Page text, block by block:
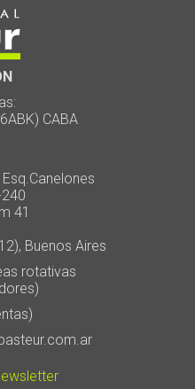
CABA
41
Buenos Aires
rotativas